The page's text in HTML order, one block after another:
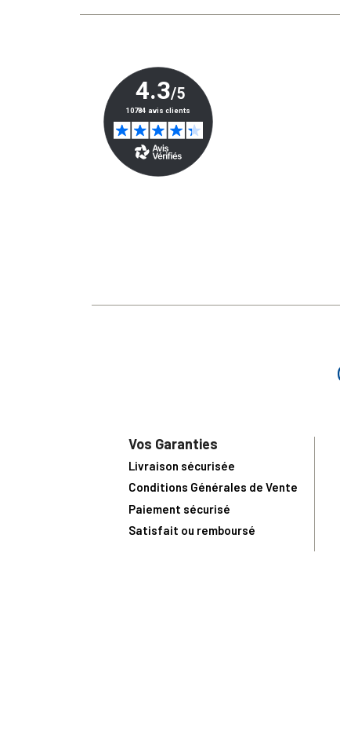
Vos Garanties
Livraison sécurisée
Conditions Générales de Vente
Paiement sécurisé
Satisfait ou remboursé